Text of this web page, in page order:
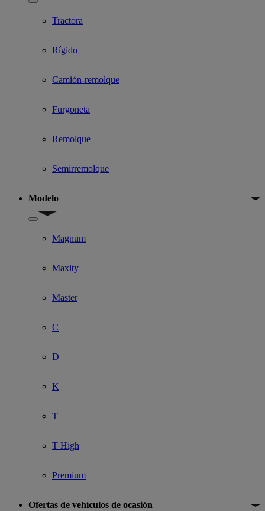
Show submenu for Categorías de camiones de ocasión
Tractora
Rígido
Camión-remolque
Furgoneta
Remolque
Semirremolque
Modelo
Show submenu for Modelo
Magnum
Maxity
Master
C
D
K
T
T High
Premium
Ofertas de vehículos de ocasión